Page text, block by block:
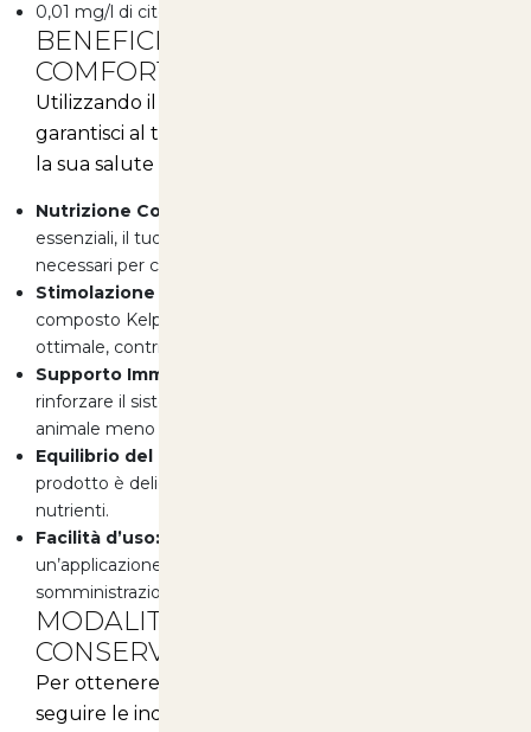
0,01 mg/l di citochinine di origine vegetale
BENEFICI PER LA SALUTE E IL
COMFORT
Utilizzando il nostro biostimolante algale,
garantisci al tuo animale numerosi vantaggi per
la sua salute e il suo benessere:
Nutrizione Completa:
essenziali, il tuo animale riceverà tutti i nutrienti
necessari per crescere sano e forte.
Stimolazione della Crescita:
composto Kelp favoriscono la crescita e lo sviluppo
ottimale, contribuendo a un pelo lucido e sano.
Supporto Immunitario:
rinforzare il sistema immunitario, rendendo il tuo
animale meno suscettibile a malattie.
Equilibrio del pH:
prodotto è delicato e ottimale per l’assorbimento dei
nutrienti.
Facilità d’uso:
un’applicazione semplice e diretta, rendendo la
somministrazione un gioco da ragazzi.
MODALITÀ D’USO E
CONSERVAZIONE
Per ottenere i migliori risultati, si consiglia di
seguire le indicazioni di utilizzo. Puoi